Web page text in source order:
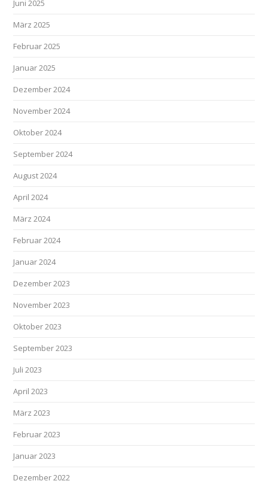
Juni 2025
März 2025
Februar 2025
Januar 2025
Dezember 2024
November 2024
Oktober 2024
September 2024
August 2024
April 2024
März 2024
Februar 2024
Januar 2024
Dezember 2023
November 2023
Oktober 2023
September 2023
Juli 2023
April 2023
März 2023
Februar 2023
Januar 2023
Dezember 2022